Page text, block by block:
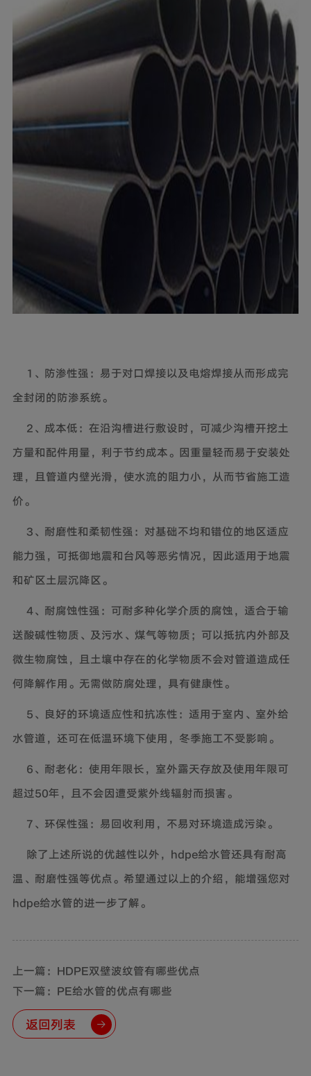
1、防渗性强：易于对口焊接以及电熔焊接从而形成完
全封闭的防渗系统。
2、成本低：在沿沟槽进行敷设时，可减少沟槽开挖土
方量和配件用量，利于节约成本。因重量轻而易于安装处
理，且管道内壁光滑，使水流的阻力小，从而节省施工造
价。
3、耐磨性和柔韧性强：对基础不均和错位的地区适应
能力强，可抵御地震和台风等恶劣情况，因此适用于地震
和矿区土层沉降区。
4、耐腐蚀性强：可耐多种化学介质的腐蚀，适合于输
送酸碱性物质、及污水、煤气等物质；可以抵抗内外部及
微生物腐蚀，且土壤中存在的化学物质不会对管道造成任
何降解作用。无需做防腐处理，具有健康性。
5、良好的环境适应性和抗冻性：适用于室内、室外给
水管道，还可在低温环境下使用，冬季施工不受影响。
6、耐老化：使用年限长，室外露天存放及使用年限可
超过50年，且不会因遭受紫外线辐射而损害。
7、环保性强：易回收利用，不易对环境造成污染。
除了上述所说的优越性以外，hdpe给水管还具有耐高
温、耐磨性强等优点。希望通过以上的介绍，能增强您对
hdpe给水管的进一步了解。
上一篇：HDPE双壁波纹管有哪些优点
下一篇：PE给水管的优点有哪些
返回列表